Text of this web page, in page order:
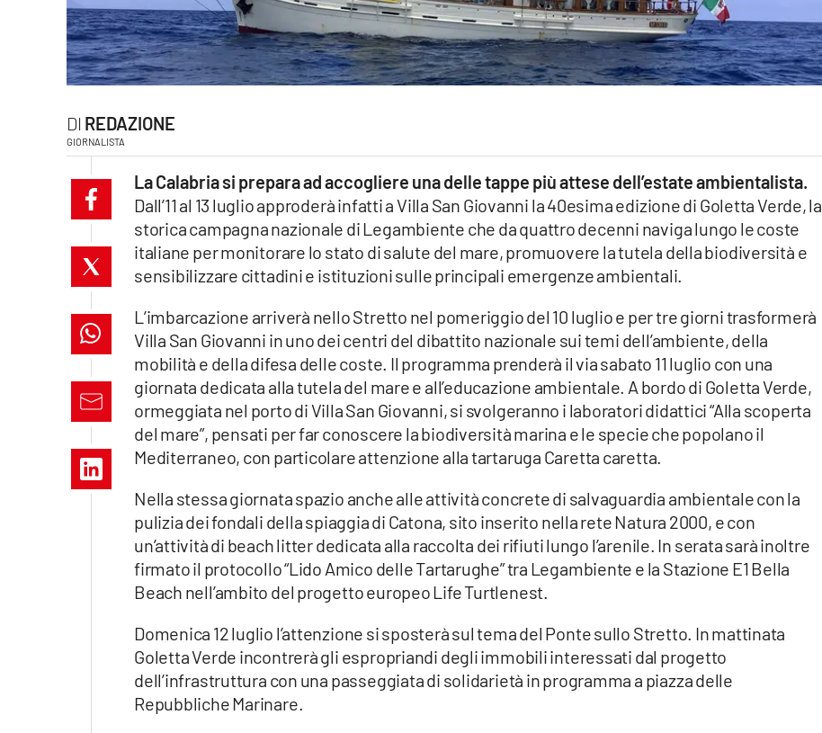
lacitymag.it
lacapitalenews.it
Vai
REDAZIONE
GIORNALISTA
La Calabria si prepara ad accogliere una delle tappe più attese dell’estate ambientalista.
Dall’11 al 13 luglio approderà infatti a Villa San Giovanni la 40esima edizione di Goletta Verde, la
storica campagna nazionale di Legambiente che da quattro decenni naviga lungo le coste
italiane per monitorare lo stato di salute del mare, promuovere la tutela della biodiversità e
sensibilizzare cittadini e istituzioni sulle principali emergenze ambientali.
L’imbarcazione arriverà nello Stretto nel pomeriggio del 10 luglio e per tre giorni trasformerà
Villa San Giovanni in uno dei centri del dibattito nazionale sui temi dell’ambiente, della
mobilità e della difesa delle coste. Il programma prenderà il via sabato 11 luglio con una
giornata dedicata alla tutela del mare e all’educazione ambientale. A bordo di Goletta Verde,
ormeggiata nel porto di Villa San Giovanni, si svolgeranno i laboratori didattici “Alla scoperta
del mare”, pensati per far conoscere la biodiversità marina e le specie che popolano il
Mediterraneo, con particolare attenzione alla tartaruga Caretta caretta.
Nella stessa giornata spazio anche alle attività concrete di salvaguardia ambientale con la
pulizia dei fondali della spiaggia di Catona, sito inserito nella rete Natura 2000, e con
un’attività di beach litter dedicata alla raccolta dei rifiuti lungo l’arenile. In serata sarà inoltre
firmato il protocollo “Lido Amico delle Tartarughe” tra Legambiente e la Stazione E1 Bella
Beach nell’ambito del progetto europeo Life Turtlenest.
Domenica 12 luglio l’attenzione si sposterà sul tema del Ponte sullo Stretto. In mattinata
Goletta Verde incontrerà gli espropriandi degli immobili interessati dal progetto
dell’infrastruttura con una passeggiata di solidarietà in programma a piazza delle
Repubbliche Marinare.